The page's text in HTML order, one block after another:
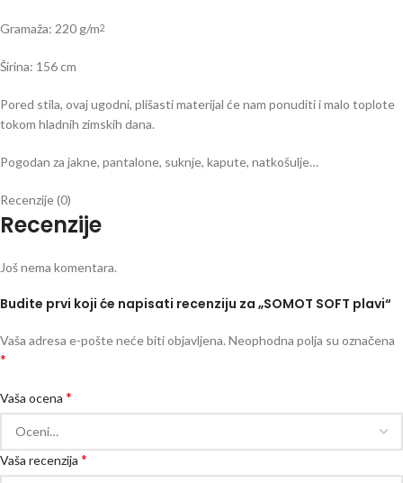
Gramaža: 220 g/m2
Širina: 156 cm
Pored stila, ovaj ugodni, plišasti materijal će nam ponuditi i malo toplote
tokom hladnih zimskih dana.
Pogodan za jakne, pantalone, suknje, kapute, natkošulje…
Recenzije (0)
Recenzije
Još nema komentara.
Budite prvi koji će napisati recenziju za „SOMOT SOFT plavi“
Vaša adresa e-pošte neće biti objavljena.Neophodna polja su označena
*
Vaša ocena *
Vaša recenzija *